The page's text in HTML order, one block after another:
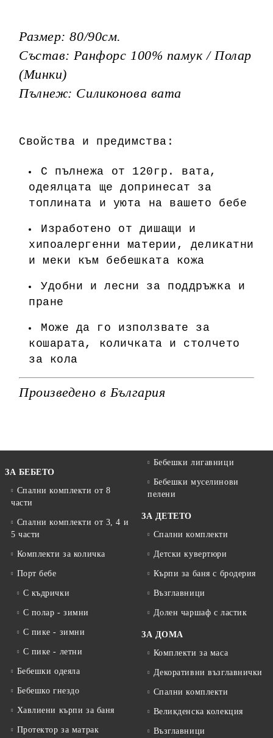
Размер: 80/90см.
Състав: Ранфорс 100% памук / Полар
(Минки)
Пълнеж: Силиконова вата
Свойства и предимства:
С пълнежа от 120гр. вата,
одеялцата ще допринесат за
топлината и уюта на вашето бебе
Изработено от дишащи и
хипоалергенни материи, деликатни
и меки към бебешката кожа
Удобни и лесни за поддръжка и
пране
Може да го използвате за
кошарата, количката и столчето
за кола
Произведено в България
ЗА БЕБЕТО
Спални комплекти от 8
части
Спални комплекти от 3, 4 и
5 части
Комплекти за количка
Порт бебе
С къдрички
С полар - зимни
С пике - зимни
С пике - летни
Бебешки одеяла
Бебешко гнездо
Хавлиени кърпи за баня
Протектор за матрак
Бебешки лигавници
Бебешки муселинови
пелени
ЗА ДЕТЕТО
Спални комплекти
Детски кувертюри
Кърпи за баня с бродерия
Възглавници
Долен чаршаф с ластик
ЗА ДОМА
Комплекти за маса
Декоративни възглавнички
Спални комплекти
Великденска колекция
Възглавници